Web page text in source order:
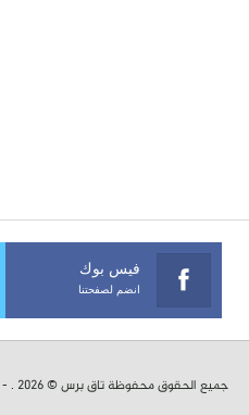
فيس بوك
انضم لصفحتنا
جميع الحقوق محفوظة تاق برس © 2026 . -